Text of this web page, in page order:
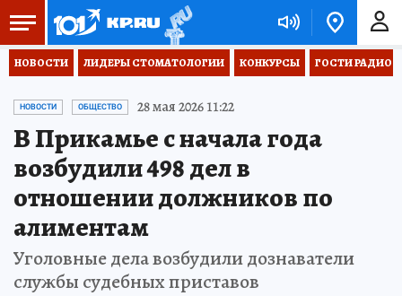
НОВОСТИ ЛИДЕРЫ СТОМАТОЛОГИИ КОНКУРСЫ ГОСТИ РАДИО
НОВОСТИ ОБЩЕСТВО 28 мая 2026 11:22
В Прикамье с начала года
возбудили 498 дел в
отношении должников по
алиментам
Уголовные дела возбудили дознаватели
службы судебных приставов